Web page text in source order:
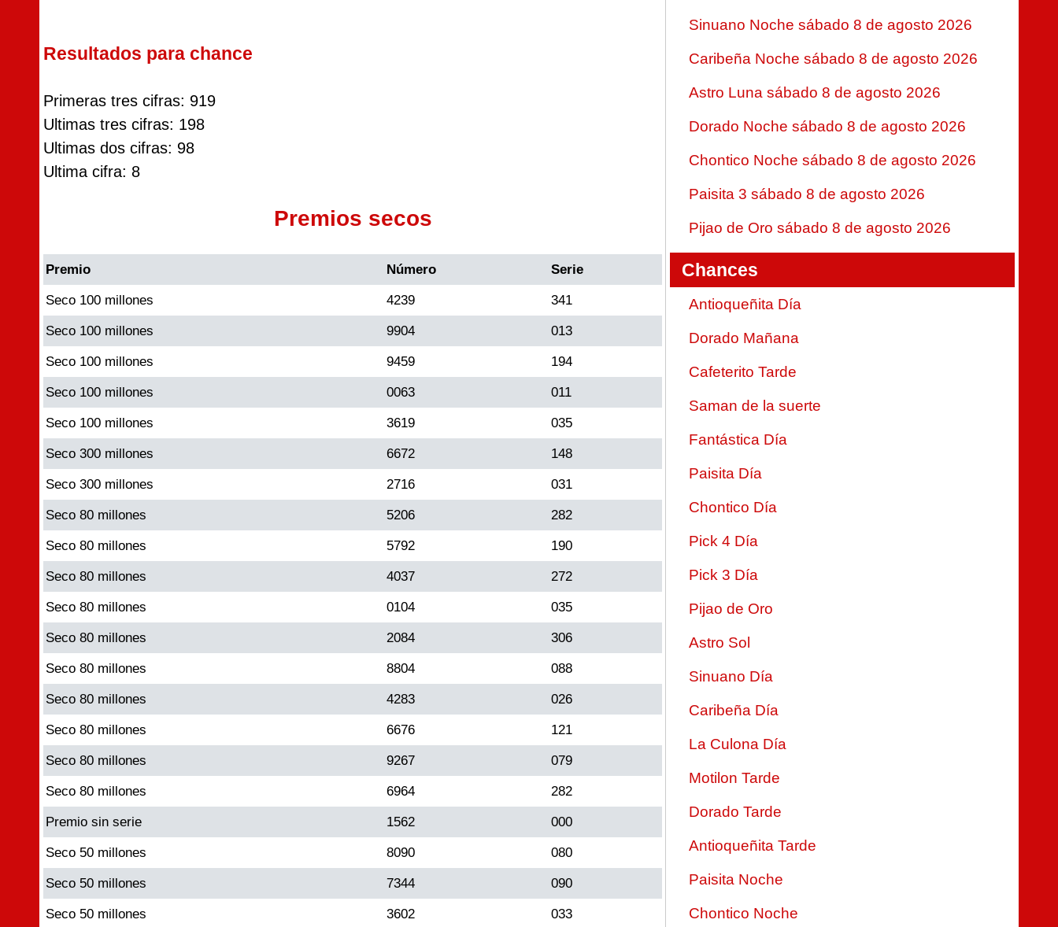
Resultados para chance
Primeras tres cifras: 919
Ultimas tres cifras: 198
Ultimas dos cifras: 98
Ultima cifra: 8
Premios secos
Premio Número Serie
Seco 100 millones 4239 341
Seco 100 millones 9904 013
Seco 100 millones 9459 194
Seco 100 millones 0063 011
Seco 100 millones 3619 035
Seco 300 millones 6672 148
Seco 300 millones 2716 031
Seco 80 millones 5206 282
Seco 80 millones 5792 190
Seco 80 millones 4037 272
Seco 80 millones 0104 035
Seco 80 millones 2084 306
Seco 80 millones 8804 088
Seco 80 millones 4283 026
Seco 80 millones 6676 121
Seco 80 millones 9267 079
Seco 80 millones 6964 282
Premio sin serie 1562 000
Seco 50 millones 8090 080
Seco 50 millones 7344 090
Seco 50 millones 3602 033
Sinuano Noche sábado 8 de agosto 2026
Caribeña Noche sábado 8 de agosto 2026
Astro Luna sábado 8 de agosto 2026
Dorado Noche sábado 8 de agosto 2026
Chontico Noche sábado 8 de agosto 2026
Paisita 3 sábado 8 de agosto 2026
Pijao de Oro sábado 8 de agosto 2026
Chances
Antioqueñita Día
Dorado Mañana
Cafeterito Tarde
Saman de la suerte
Fantástica Día
Paisita Día
Chontico Día
Pick 4 Día
Pick 3 Día
Pijao de Oro
Astro Sol
Sinuano Día
Caribeña Día
La Culona Día
Motilon Tarde
Dorado Tarde
Antioqueñita Tarde
Paisita Noche
Chontico Noche